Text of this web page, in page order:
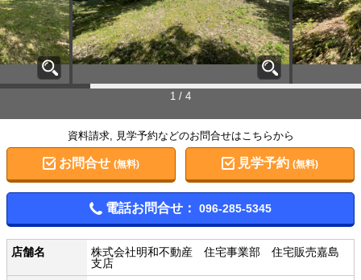
1 / 4
資料請求, 見学予約などのお問合せはこちらから
お問合せ (無料) 見学予約(無料)
電話お問合せ： 096-285-5345
店舗名
株式会社明和不動産 住宅事業部 住宅販売嘉島
支店